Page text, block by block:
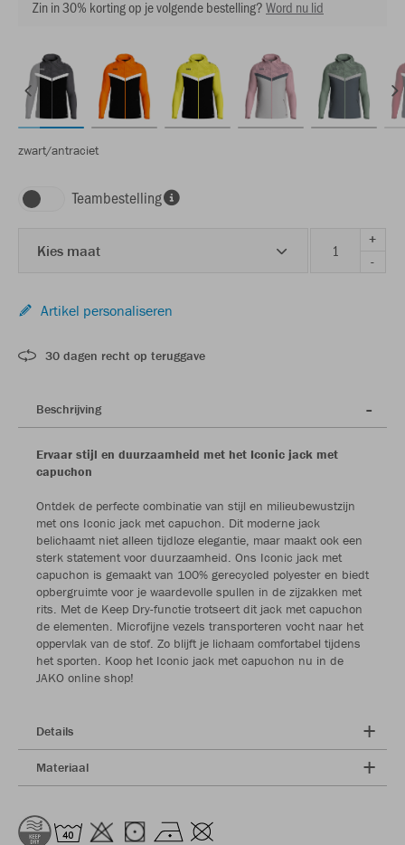
Zin in 30% korting op je volgende bestelling?Word nu lid
zwart/antraciet
Teambestelling
Kies maat
+
-
Artikel personaliseren
30 dagen recht op teruggave
Beschrijving
Ervaar stijl en duurzaamheid met het Iconic jack met
capuchon
Ontdek de perfecte combinatie van stijl en milieubewustzijn
met ons Iconic jack met capuchon. Dit moderne jack
belichaamt niet alleen tijdloze elegantie, maar maakt ook een
sterk statement voor duurzaamheid. Ons Iconic jack met
capuchon is gemaakt van 100% gerecycled polyester en biedt
opbergruimte voor je waardevolle spullen in de zijzakken met
rits. Met de Keep Dry-functie trotseert dit jack met capuchon
de elementen. Microfijne vezels transporteren vocht naar het
oppervlak van de stof. Zo blijft je lichaam comfortabel tijdens
het sporten. Koop het Iconic jack met capuchon nu in de
JAKO online shop!
Details
Materiaal